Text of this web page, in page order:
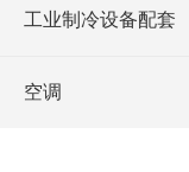
工业制冷设备配套
空调